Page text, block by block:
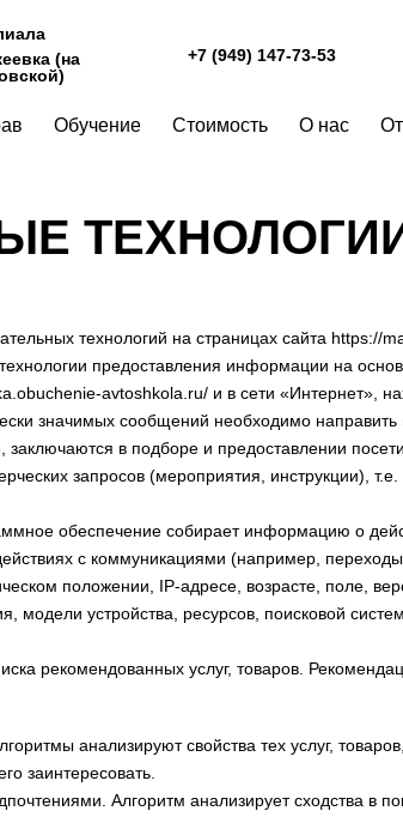
(на
+7 (949) 147-73-53
Обучение Стоимость О нас
технологий на страницах сайта https://
предоставления информации на
avtoshkola.ru/ и в сети «Интернет»,
значимых сообщений необходимо направить
заключаются в подборе и предоставлении
запросов (мероприятия, инструкции),
обеспечение собирает информацию о
с коммуникациями (например,
положении, IP-адресе, возрасте, поле,
модели устройства, ресурсов, поисковой
рекомендованных услуг, товаров.
анализируют свойства тех услуг,
заинтересовать.
Алгоритм анализирует сходства в